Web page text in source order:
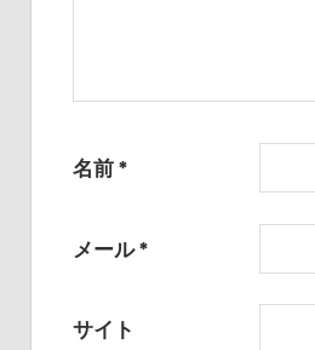
名前*
メール*
サイト